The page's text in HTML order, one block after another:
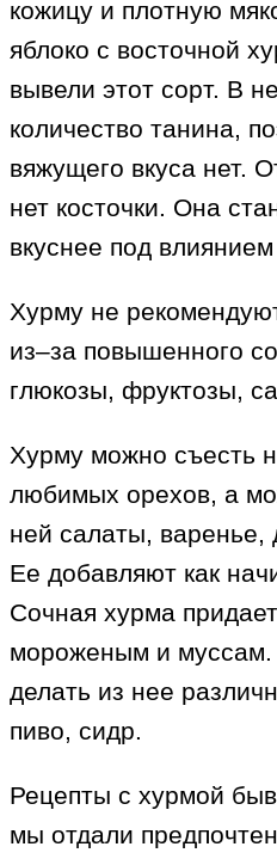
кожицу и плотную
яблоко с восточной
вывели этот сорт. В
количество танина,
вяжущего вкуса нет.
нет косточки. Она
вкуснее под
Хурму не
из–за повышенного
глюкозы, фруктозы,
Хурму можно съесть
любимых орехов, а
ней салаты,
Ее добавляют как
Сочная хурма
мороженым и
делать из нее
пиво, сидр.
Рецепты с хурмой
мы отдали